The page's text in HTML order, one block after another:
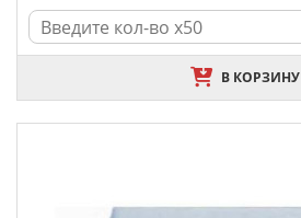
В КОРЗИНУ